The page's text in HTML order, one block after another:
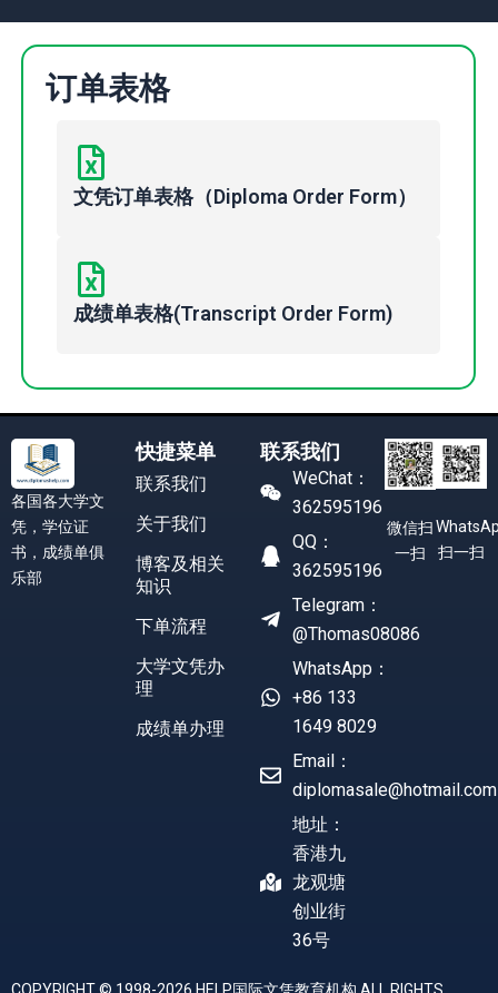
订单表格
文凭订单表格（Diploma Order Form）
成绩单表格(Transcript Order Form)
各国各大学文
凭，学位证
书，成绩单俱
乐部
快捷菜单
联系我们
关于我们
博客及相关
知识
下单流程
大学文凭办
理
成绩单办理
联系我们
WeChat：
362595196
QQ：
362595196
Telegram：
@Thomas08086
WhatsApp：
+86 133
1649 8029
Email：
diplomasale@hotmail.com
地址：
香港九
龙观塘
创业街
36号
微信扫
一扫
扫一扫
COPYRIGHT © 1998-2026 HELP国际文凭教育机构 ALL RIGHTS